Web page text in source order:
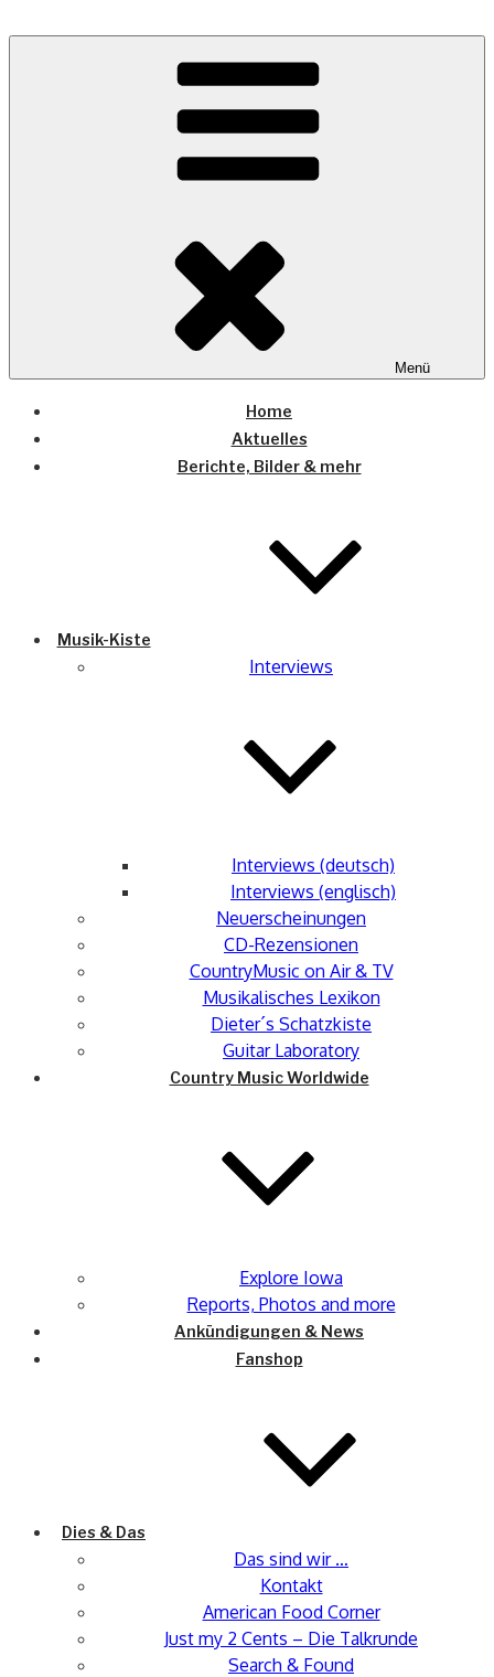
COUNTRYHOME
Wo die (Country-) Musik Zuhause ist
Menü
Home
Aktuelles
Berichte, Bilder & mehr
Musik-Kiste
Interviews
Interviews (deutsch)
Interviews (englisch)
Neuerscheinungen
CD-Rezensionen
CountryMusic on Air & TV
Musikalisches Lexikon
Dieter´s Schatzkiste
Guitar Laboratory
Country Music Worldwide
Explore Iowa
Reports, Photos and more
Ankündigungen & News
Fanshop
Dies & Das
Das sind wir …
Kontakt
American Food Corner
Just my 2 Cents – Die Talkrunde
Search & Found